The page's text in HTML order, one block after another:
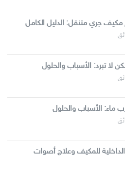
مكيف جري متنقل: الدليل الكامل
لا تبرد: الأسباب والحلول
ماء: الأسباب والحلول
للمكيف وعلاج أصوات